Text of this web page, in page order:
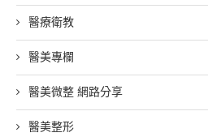
醫療衛教
醫美專欄
醫美微整 網路分享
醫美整形